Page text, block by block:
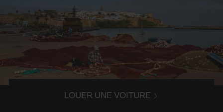
Louer une voiture à Rabat
Pour découvrir Rabat, la location de voiture avec Avis
Maroc est la solution !
LOUER UNE VOITURE